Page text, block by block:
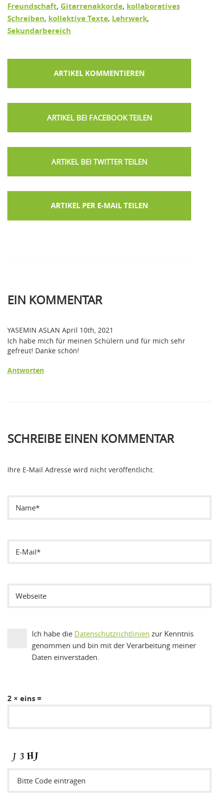
Freundschaft, Gitarrenakkorde, kollaboratives
Schreiben, kollektive Texte, Lehrwerk,
Sekundarbereich
ARTIKEL KOMMENTIEREN
ARTIKEL PER E-MAIL TEILEN
EIN KOMMENTAR
YASEMIN ASLAN April 10th, 2021
Ich habe mich für meinen Schülern und für mich sehr
gefreut! Danke schön!
Antworten
SCHREIBE EINEN KOMMENTAR
Ihre E-Mail Adresse wird nicht veröffentlicht.
Ich habe die Datenschutzrichtlinien zur Kenntnis
genommen und bin mit der Verarbeitung meiner
Daten einverstaden.
2 × eins =